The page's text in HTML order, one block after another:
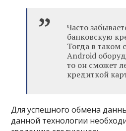
Часто
банковскую
Тогда в таком
Android
то он сможет
кредиткой
Для успешного обмена
данной технологии